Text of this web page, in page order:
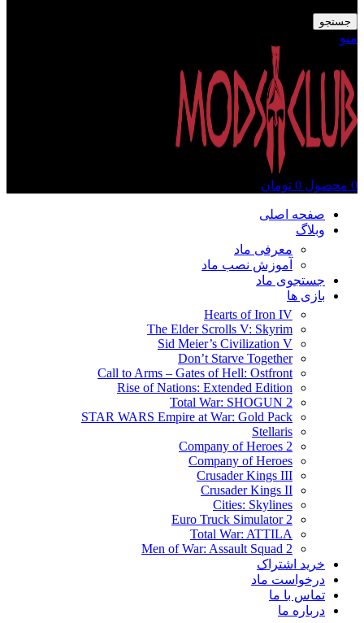
جستجو
منو
0 محصول 0 تومان
صفحه اصلی
وبلاگ
معرفی ماد
آموزش نصب ماد
جستجوی ماد
بازی ها
Hearts of Iron IV
The Elder Scrolls V: Skyrim
Sid Meier’s Civilization V
Don’t Starve Together
Call to Arms – Gates of Hell: Ostfront
Rise of Nations: Extended Edition
Total War: SHOGUN 2
STAR WARS Empire at War: Gold Pack
Stellaris
Company of Heroes 2
Company of Heroes
Crusader Kings III
Crusader Kings II
Cities: Skylines
Euro Truck Simulator 2
Total War: ATTILA
Men of War: Assault Squad 2
خرید اشتراک
درخواست ماد
تماس با ما
درباره ما